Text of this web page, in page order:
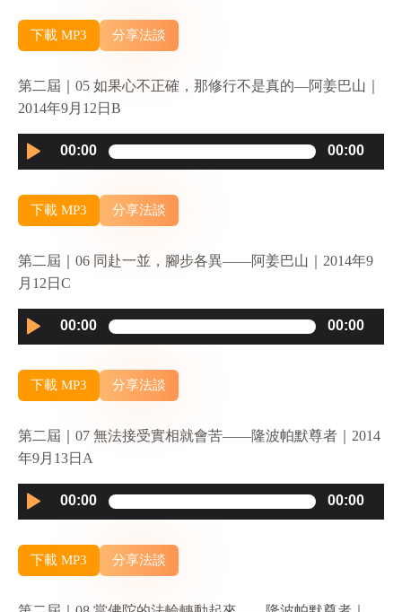
下載 MP3 分享法談
第二屆｜05 如果心不正確，那修行不是真的—阿姜巴山｜
2014年9月12日B
Audio
Player
00:00 00:00
下載 MP3 分享法談
第二屆｜06 同赴一並，腳步各異——阿姜巴山｜2014年9
月12日C
Audio
Player
00:00 00:00
下載 MP3 分享法談
第二屆｜07 無法接受實相就會苦——隆波帕默尊者｜2014
年9月13日A
Audio
Player
00:00 00:00
下載 MP3 分享法談